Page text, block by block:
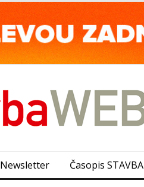
Newsletter Časopis STAVBA